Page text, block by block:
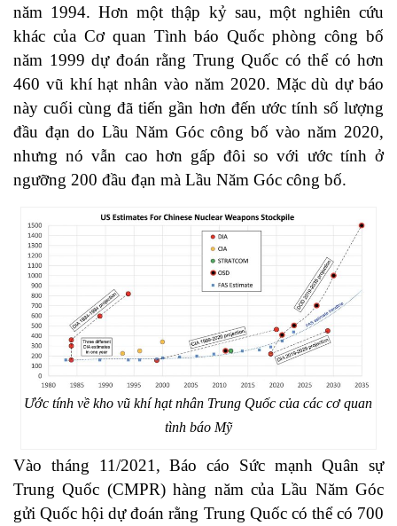
năm 1994. Hơn một thập kỷ sau, một nghiên cứu
khác của Cơ quan Tình báo Quốc phòng công bố
năm 1999 dự đoán rằng Trung Quốc có thể có hơn
460 vũ khí hạt nhân vào năm 2020. Mặc dù dự báo
này cuối cùng đã tiến gần hơn đến ước tính số lượng
đầu đạn do Lầu Năm Góc công bố vào năm 2020,
nhưng nó vẫn cao hơn gấp đôi so với ước tính ở
ngưỡng 200 đầu đạn mà Lầu Năm Góc công bố.
Ước tính về kho vũ khí hạt nhân Trung Quốc của các cơ quan
tình báo Mỹ
Vào tháng 11/2021, Báo cáo Sức mạnh Quân sự
Trung Quốc (CMPR) hàng năm của Lầu Năm Góc
gửi Quốc hội dự đoán rằng Trung Quốc có thể có 700